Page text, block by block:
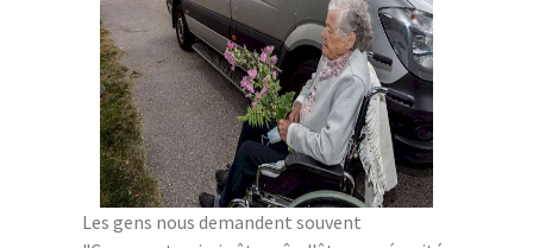
Les gens nous demandent souvent